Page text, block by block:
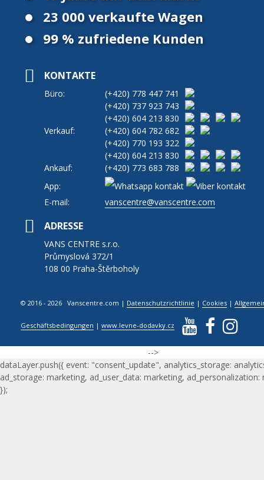
23 000 verkaufte Wagen
99 % zufriedene Kunden
KONTAKTE
Büro: (+420) 778 447 741
(+420) 737 923 743
(+420) 604 213 830
Verkauf:
(+420) 604 782 682
(+420) 770 193 322
(+420) 604 213 830
Ankauf:
(+420) 773 683 788
App:
E-mail:
vanscentre@vanscentre.com
ADRESSE
VANS CENTRE s.r.o.
Průmyslová 372/1
108 00 Praha-Štěrboholy
© 2016 - 2026 Vanscentre.com | Datenschutzrichtlinie | Cookies |
Geschäftsbedingungen |www.levne-dodavky.cz
-->
dataLayer.push({ event: "consent_update", analytics_storage:
ad_storage: marketing, ad_user_data: marketing, ad_personalization:
});